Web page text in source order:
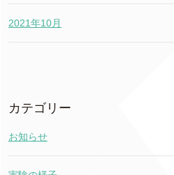
2021年10月
カテゴリー
お知らせ